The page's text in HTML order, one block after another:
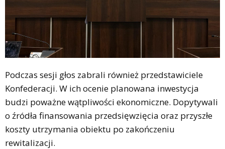
Podczas sesji głos zabrali również przedstawiciele
Konfederacji. W ich ocenie planowana inwestycja
budzi poważne wątpliwości ekonomiczne. Dopytywali
o źródła finansowania przedsięwzięcia oraz przyszłe
koszty utrzymania obiektu po zakończeniu
rewitalizacji.